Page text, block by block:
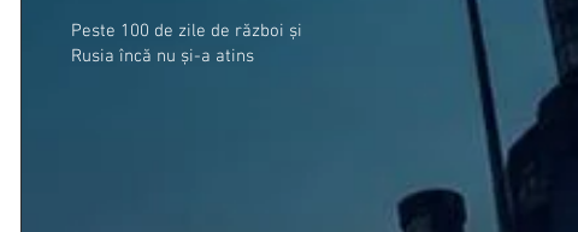
Peste 100 de zile de război și
Rusia încă nu și-a atins